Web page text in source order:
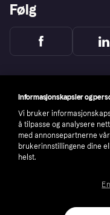
Følg
number: 556737-0431
Informasjonskapsler og
Vi bruker
å tilpasse og analysere
med annonsepartnerne
brukerinnstillingene dine
helst.